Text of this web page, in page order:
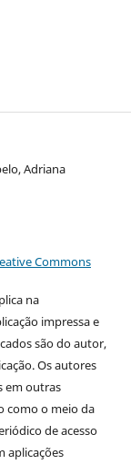
Adriana
Commons
na
impressa e
são do autor,
Os autores
em outras
como o meio da
de acesso
aplicações